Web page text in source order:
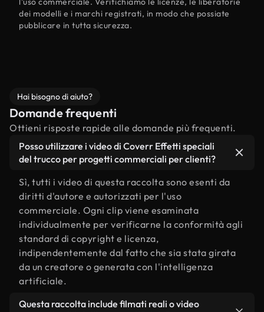
dei modelli e i marchi registrati, in modo che possiate
pubblicare in tutta sicurezza.
Hai bisogno di aiuto?
Domande frequenti
Ottieni risposte rapide alle domande più frequenti.
Posso utilizzare i video di Coverr Effetti speciali
del trucco per progetti commerciali per clienti?
Sì, tutti i video di questa raccolta sono esenti da
diritti d'autore e autorizzati per l'uso
commerciale. Ogni clip viene esaminata
individualmente per verificarne la conformità agli
standard di copyright e licenza,
indipendentemente dal fatto che sia stata girata
da un creatore o generata con l'intelligenza
artificiale.
Questa raccolta include filmati reali o video